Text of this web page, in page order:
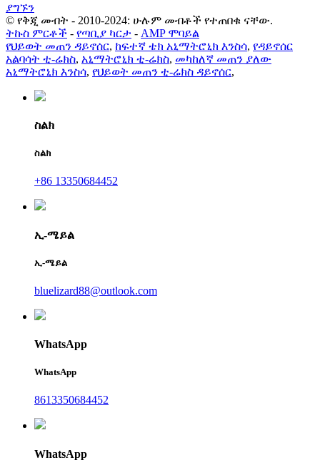
ያግኙን
© የቅጂ መብት - 2010-2024: ሁሉም መብቶች የተጠበቁ ናቸው.
ትኩስ ምርቶች - የጣቢያ ካርታ - AMP ሞባይል
የህይወት መጠን ዳይኖሰር, ከፍተኛ ቴክ አኒማትሮኒክ እንስሳ, የዳይኖሰር
አልባሳት ቲ-ሬክስ, አኒማትሮኒክ ቲ-ሬክስ, መካከለኛ መጠን ያለው
አኒማትሮኒክ እንስሳ, የህይወት መጠን ቲ-ሬክስ ዳይኖሰር,
ስልክ
ስልክ
+86 13350684452
ኢ-ሜይል
ኢ-ሜይል
bluelizard88@outlook.com
WhatsApp
WhatsApp
8613350684452
WhatsApp